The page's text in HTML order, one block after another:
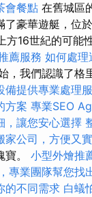
會餐點 在舊城區
了豪華遊艇，位
方16世紀的可能
薦服務 如何處理
，我們認識了格
備提供專業處理
方案 專業SEO
，讓您安心選擇
家公司，方便又
寶。 小型外燴推
專業團隊幫您找
的不同需求 白蟻